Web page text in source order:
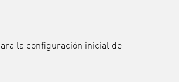
la configuración inicial de